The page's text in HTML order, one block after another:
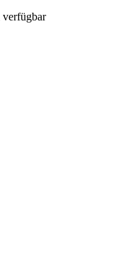
verfügbar